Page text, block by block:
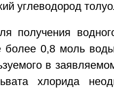
углеводород
получения
более 0,8 моль
в
хлорида